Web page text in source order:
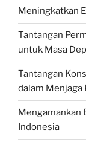
Meningkatkan
Tantangan
untuk Masa
Tantangan
dalam Menjaga
Mengamankan
Indonesia